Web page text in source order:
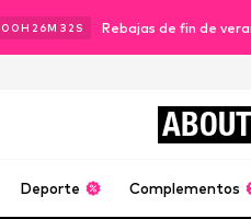
00H 26M 30 S Rebajas de fin de
ABOUT
Deporte Complementos